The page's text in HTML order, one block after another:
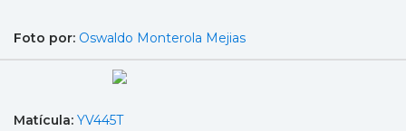
Foto por: Oswaldo Monterola Mejias
Matícula: YV445T